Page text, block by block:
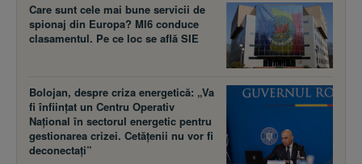
Care sunt cele mai bune servicii de
spionaj din Europa? MI6 conduce
clasamentul. Pe ce loc se află SIE
Bolojan, despre criza energetică: „Va
fi înființat un Centru Operativ
Național în sectorul energetic pentru
gestionarea crizei. Cetățenii nu vor fi
deconectați”